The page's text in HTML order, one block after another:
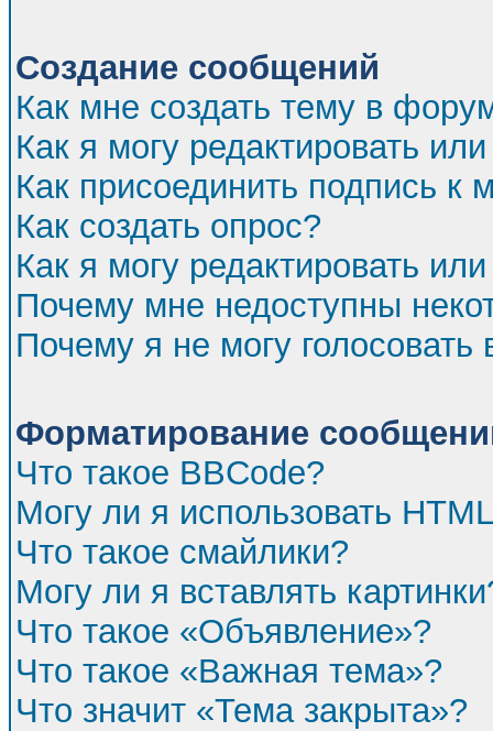
Создание сообщений
Как мне создать тему в
Как я могу редактировать
Как присоединить подпись
Как создать опрос?
Как я могу редактировать
Почему мне недоступны
Почему я не могу голосовать
Форматирование
Что такое BBCode?
Могу ли я использовать
Что такое смайлики?
Могу ли я вставлять
Что такое «Объявление»?
Что такое «Важная тема»?
Что значит «Тема закрыта»?